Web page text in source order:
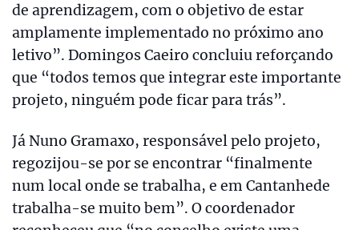
de aprendizagem, com o objetivo de estar
amplamente implementado no próximo ano
letivo”. Domingos Caeiro concluiu reforçando
que “todos temos que integrar este importante
projeto, ninguém pode ficar para trás”.
Já Nuno Gramaxo, responsável pelo projeto,
regozijou-se por se encontrar “finalmente
num local onde se trabalha, e em Cantanhede
trabalha-se muito bem”. O coordenador